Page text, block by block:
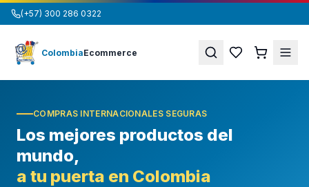
(+57) 300 286 0322
ColombiaEcommerce
COMPRAS INTERNACIONALES SEGURAS
Los mejores productos del
mundo,
a tu puerta en Colombia